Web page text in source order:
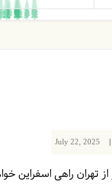
July 22, 2025 |
تهران راهی اسفراین